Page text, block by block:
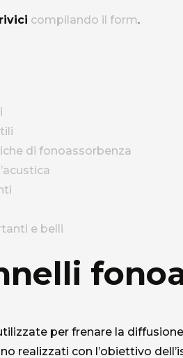
compilando il form.
di fonoassorbenza
e belli
per frenare la
realizzati con l’obiettivo